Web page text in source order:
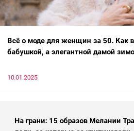
Всё о моде для женщин за 50. Как
бабушкой, а элегантной дамой
10.01.2025
На грани: 15 образов Мелании